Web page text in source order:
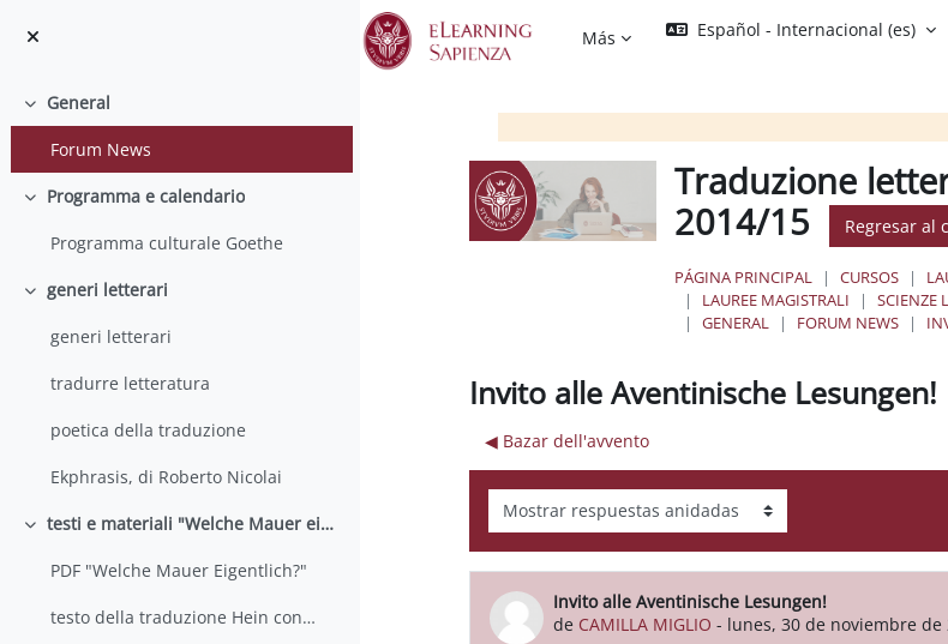
Más Español - Internacional ‎(es)‎
Colapsar
General
Forum News
Colapsar
Programma e calendario
Programma culturale Goethe
Colapsar
generi letterari
generi letterari
tradurre letteratura
poetica della traduzione
Ekphrasis, di Roberto Nicolai
Colapsar testi e materiali "Welche Mauer eigentlich?"
PDF "Welche Mauer Eigentlich?"
testo della traduzione Hein con revisioni da discutere
Traduzione
2014/15
Regresar al
PÁGINA PRINCIPAL CURSOS
LAUREE MAGISTRALI
SCIENZE
GENERAL
FORUM NEWS
Invito alle Aventinische Lesungen!
◀︎ Bazar dell'avvento
Mostrar modo
Invito alle Aventinische Lesungen!
de CAMILLA MIGLIO - lunes, 30 de noviembre de
Número de respuestas: 0